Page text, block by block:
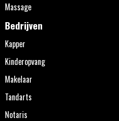
Massage
Bedrijven
Kapper
Kinderopvang
Makelaar
Tandarts
Notaris